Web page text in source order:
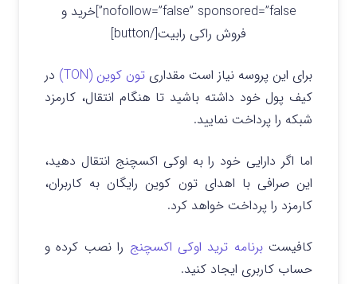
nofollow=”false” sponsored=”false”]خرید و
فروش راکی رابیت[/button]
برای این پروسه نیاز است مقداری تون کوین (TON)
در
کیف پول خود داشته باشید تا هنگام انتقال، کارمزد
شبکه را پرداخت نمایید.
اما اگر دارایی خود را به اوکی اکسچنج انتقال دهید،
این صرافی با اهدای تون کوین رایگان به کاربران،
کارمزد را پرداخت خواهد کرد.
کافیستبرنامه ترید اوکی اکسچنج را نصب کرده و
حساب کاربری ایجاد کنید.